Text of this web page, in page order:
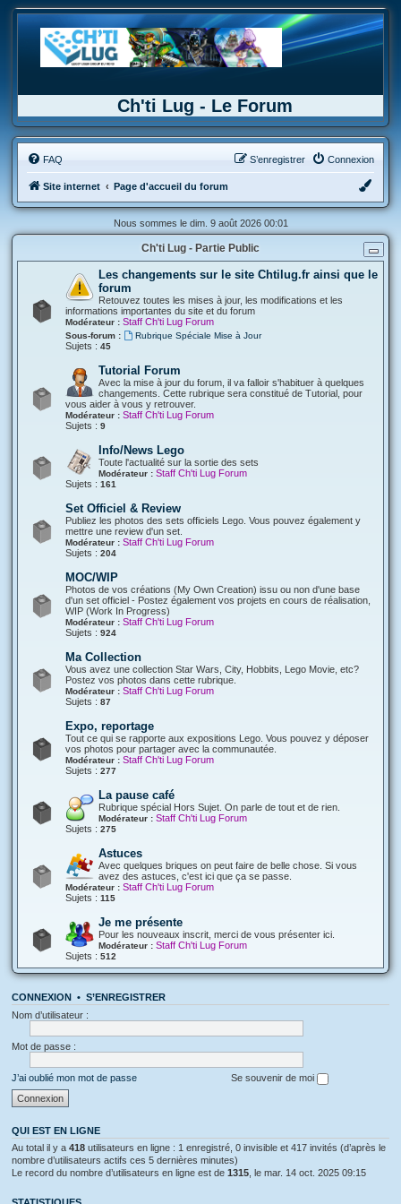
Ch'ti Lug - Le Forum
FAQ Connexion
S’enregistrer
Site internet Page d'accueil du forum
Nous sommes le dim. 9 août 2026 00:01
Ch'ti Lug - Partie Public
Les changements sur le site Chtilug.fr ainsi que le
forum
Retouvez toutes les mises à jour, les modifications et les
informations importantes du site et du forum
Modérateur : Staff Ch'ti Lug Forum
Sous-forum : Rubrique Spéciale Mise à Jour
Sujets : 45
Tutorial Forum
Avec la mise à jour du forum, il va falloir s'habituer à quelques
changements. Cette rubrique sera constitué de Tutorial, pour
vous aider à vous y retrouver.
Modérateur : Staff Ch'ti Lug Forum
Sujets : 9
Info/News Lego
Toute l'actualité sur la sortie des sets
Modérateur : Staff Ch'ti Lug Forum
Sujets : 161
Set Officiel & Review
Publiez les photos des sets officiels Lego. Vous pouvez également y
mettre une review d'un set.
Modérateur : Staff Ch'ti Lug Forum
Sujets : 204
MOC/WIP
Photos de vos créations (My Own Creation) issu ou non d'une base
d'un set officiel - Postez également vos projets en cours de réalisation,
WIP (Work In Progress)
Modérateur : Staff Ch'ti Lug Forum
Sujets : 924
Ma Collection
Vous avez une collection Star Wars, City, Hobbits, Lego Movie, etc?
Postez vos photos dans cette rubrique.
Modérateur : Staff Ch'ti Lug Forum
Sujets : 87
Expo, reportage
Tout ce qui se rapporte aux expositions Lego. Vous pouvez y déposer
vos photos pour partager avec la communautée.
Modérateur : Staff Ch'ti Lug Forum
Sujets : 277
La pause café
Rubrique spécial Hors Sujet. On parle de tout et de rien.
Modérateur : Staff Ch'ti Lug Forum
Sujets : 275
Astuces
Avec quelques briques on peut faire de belle chose. Si vous
avez des astuces, c'est ici que ça se passe.
Modérateur : Staff Ch'ti Lug Forum
Sujets : 115
Je me présente
Pour les nouveaux inscrit, merci de vous présenter ici.
Modérateur : Staff Ch'ti Lug Forum
Sujets : 512
CONNEXION • S’ENREGISTRER
Nom d’utilisateur :
Mot de passe :
J’ai oublié mon mot de passe Se souvenir de moi
QUI EST EN LIGNE
Au total il y a 418 utilisateurs en ligne : 1 enregistré, 0 invisible et 417 invités (d’après le
nombre d’utilisateurs actifs ces 5 dernières minutes)
Le record du nombre d’utilisateurs en ligne est de 1315 , le mar. 14 oct. 2025 09:15